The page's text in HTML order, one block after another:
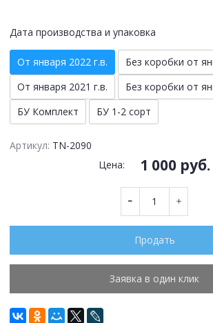
Дата производства и упаковка
От января 2022 г.в.
Без коробки от
От января 2021 г.в.
Без коробки от
БУ Комплект
БУ 1-2 сорт
Артикул: TN-2090
Цена:
1 000 руб.
Продать
Заявка в один клик